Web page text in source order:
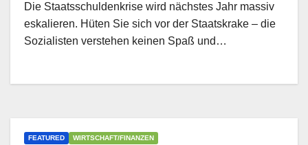
Die Staatsschuldenkrise wird nächstes Jahr massiv
eskalieren. Hüten Sie sich vor der Staatskrake – die
Sozialisten verstehen keinen Spaß und…
FEATURED WIRTSCHAFT/FINANZEN